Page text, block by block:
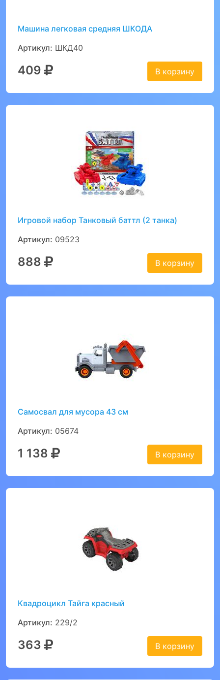
Машина легковая средняя ШКОДА
Артикул: ШКД40
409 В корзину
Игровой набор Танковый баттл (2 танка)
Артикул: 09523
888 В корзину
Самосвал для мусора 43 см
Артикул: 05674
1 138 В корзину
Квадроцикл Тайга красный
Артикул: 229/2
363 В корзину